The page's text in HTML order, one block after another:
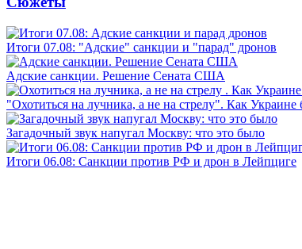
Итоги 07.08: "Адские" санкции и "парад" дронов
Адские санкции. Решение Сената США
"Охотиться на лучника, а не на стрелу". Как Украине
Загадочный звук напугал Москву: что это было
Итоги 06.08: Санкции против РФ и дрон в Лейпциге